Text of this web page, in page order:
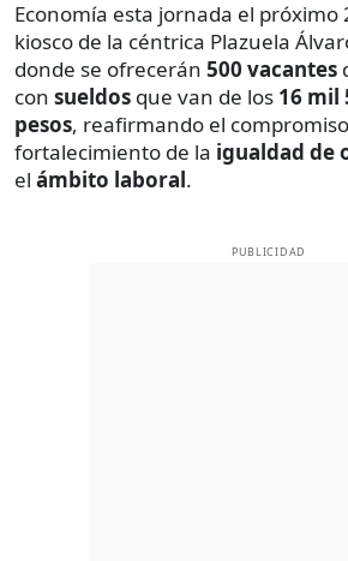
Economía esta jornada el próximo
kiosco de la céntrica Plazuela
donde se ofrecerán 500 vacantes
con sueldos que van de los 16 mil
pesos, reafirmando el
fortalecimiento de la igualdad de
el ámbito laboral.
PUBLICIDAD